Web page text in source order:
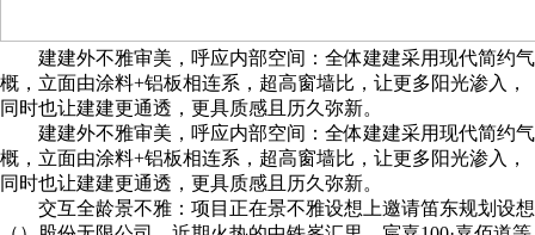
建建外不雅审美，呼应内部空间：全体建建采用现代简约气
概，立面由涂料+铝板相连系，超高窗墙比，让更多阳光渗入，
同时也让建建更通透，更具质感且历久弥新。
建建外不雅审美，呼应内部空间：全体建建采用现代简约气
概，立面由涂料+铝板相连系，超高窗墙比，让更多阳光渗入，
同时也让建建更通透，更具质感且历久弥新。
交互全龄景不雅：项目正在景不雅设想上邀请笛东规划设想